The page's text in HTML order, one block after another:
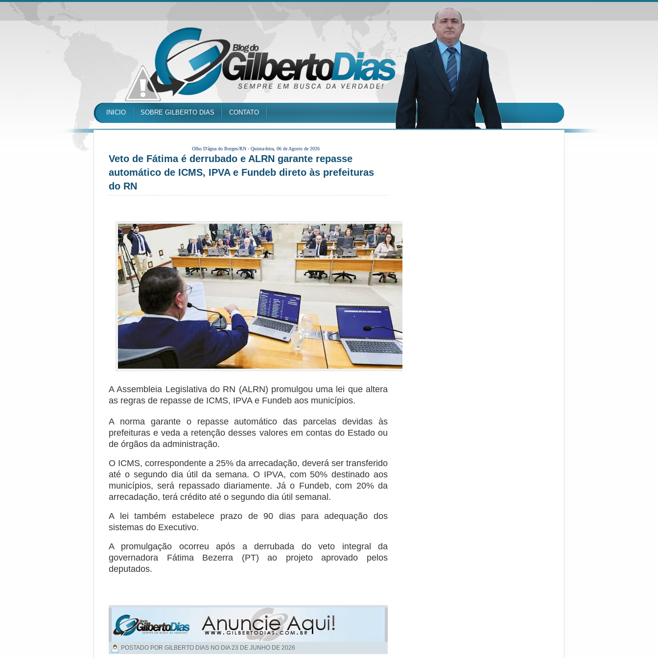
INICIO SOBRE GILBERTO DIAS CONTATO
Olho D'água do Borges/RN - Quinta-feira, 06 de Agosto de 2026
Veto de Fátima é derrubado e ALRN garante repasse
automático de ICMS, IPVA e Fundeb direto às prefeituras
do RN
A Assembleia Legislativa do RN (ALRN) promulgou uma lei que altera
as regras de repasse de ICMS, IPVA e Fundeb aos municípios.
A norma garante o repasse automático das parcelas devidas às
prefeituras e veda a retenção desses valores em contas do Estado ou
de órgãos da administração.
O ICMS, correspondente a 25% da arrecadação, deverá ser transferido
até o segundo dia útil da semana. O IPVA, com 50% destinado aos
municípios, será repassado diariamente. Já o Fundeb, com 20% da
arrecadação, terá crédito até o segundo dia útil semanal.
A lei também estabelece prazo de 90 dias para adequação dos
sistemas do Executivo.
A promulgação ocorreu após a derrubada do veto integral da
governadora Fátima Bezerra (PT) ao projeto aprovado pelos
deputados.
POSTADO POR GILBERTO DIAS NO DIA23 DE JUNHO DE 2026